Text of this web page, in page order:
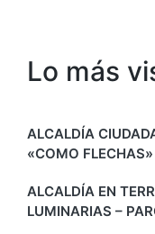
Lo más
ALCALDÍA
«COMO FLECHAS»
ALCALDÍA EN
LUMINARIAS –